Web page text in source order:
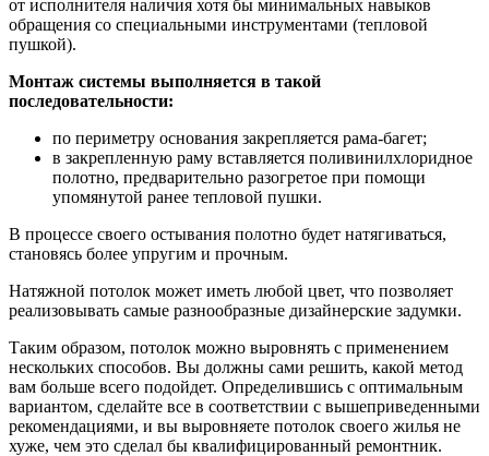
от исполнителя наличия хотя бы минимальных навыков
обращения со специальными инструментами (тепловой
пушкой).
Монтаж системы выполняется в такой
последовательности:
по периметру основания закрепляется рама-багет;
в закрепленную раму вставляется поливинилхлоридное
полотно, предварительно разогретое при помощи
упомянутой ранее тепловой пушки.
В процессе своего остывания полотно будет натягиваться,
становясь более упругим и прочным.
Натяжной потолок может иметь любой цвет, что позволяет
реализовывать самые разнообразные дизайнерские задумки.
Таким образом, потолок можно выровнять с применением
нескольких способов. Вы должны сами решить, какой метод
вам больше всего подойдет. Определившись с оптимальным
вариантом, сделайте все в соответствии с вышеприведенными
рекомендациями, и вы выровняете потолок своего жилья не
хуже, чем это сделал бы квалифицированный ремонтник.